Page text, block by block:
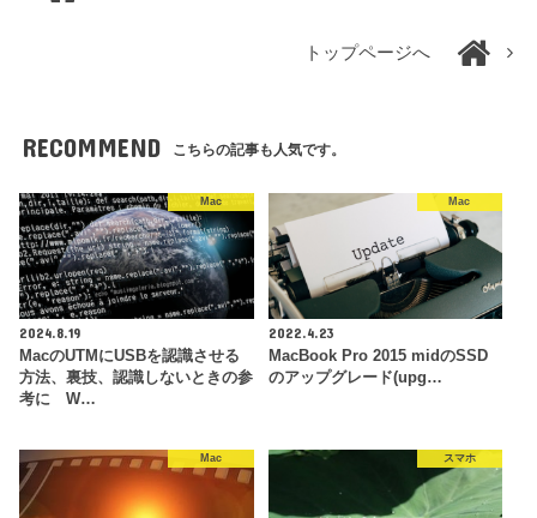
トップページへ
RECOMMEND こちらの記事も人気です。
Mac
2024.8.19
MacのUTMにUSBを認識させる
方法、裏技、認識しないときの参
考に W…
Mac
2022.4.23
MacBook Pro 2015 midのSSD
のアップグレード(upg…
Mac スマホ